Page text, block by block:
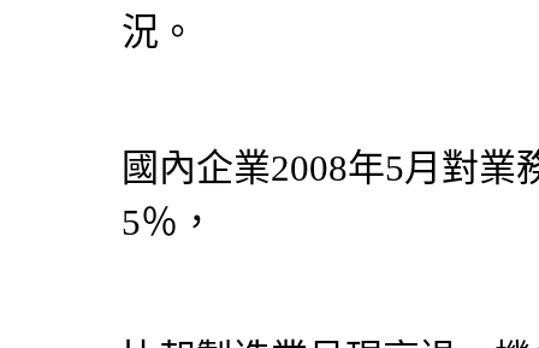
況。
國內企業2008年5月對
5％，